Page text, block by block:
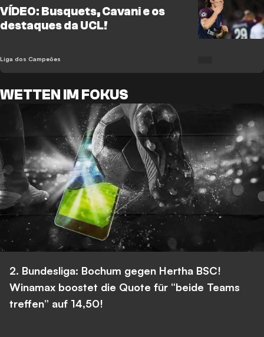
VÍDEO: Busquets, Cavani e os
destaques da UCL!
Liga dos Campeões
WETTEN IM FOKUS
2. Bundesliga: Bochum gegen Hertha BSC!
Winamax boostet die Quote für “beide Teams
treffen” auf 14,50!